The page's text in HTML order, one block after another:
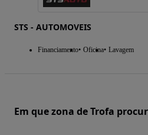
STS - AUTOMOVEIS
Financiamento Oficina Lavagem
Em que zona de Trofa